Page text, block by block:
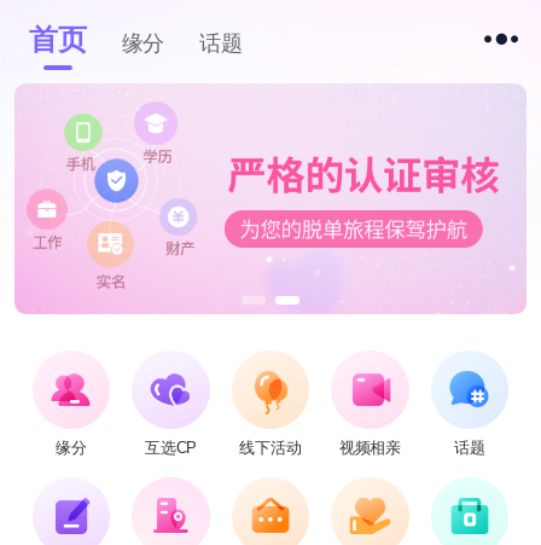
首页 缘分 话题
缘分 互选CP 线下活动 视频相亲 话题